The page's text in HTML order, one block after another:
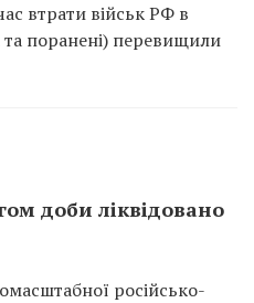
втрати військ РФ в
та поранені) перевищили
доби ліквідовано
російсько-